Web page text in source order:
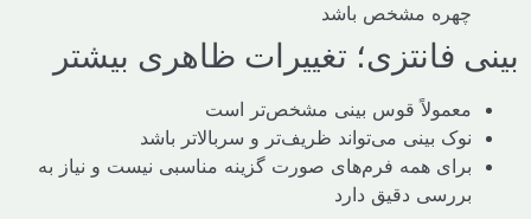
چهره مشخص باشد
فانتزی؛ تغییرات ظاهری بیشتر
معمولاً قوس بینی مشخص‌تر است
نوک بینی می‌تواند ظریف‌تر و سربالاتر باشد
برای همه فرم‌های صورت گزینه مناسبی نیست و نیاز به
بررسی دقیق دارد